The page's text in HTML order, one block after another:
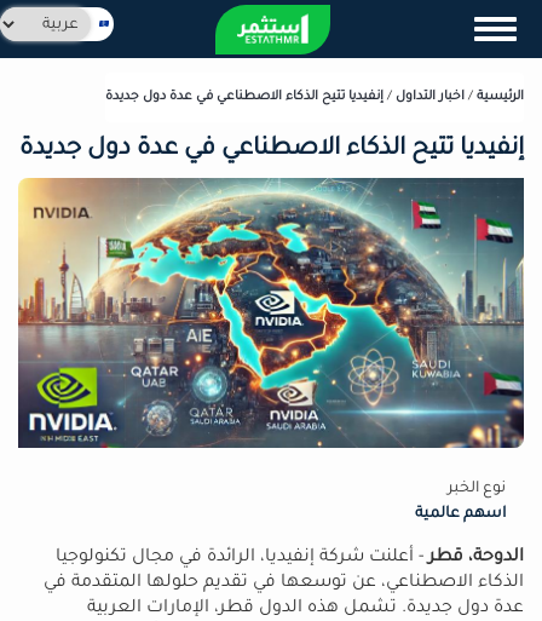
المحتوى
الرئيسي
Toggle navigation
Select
your
الرئيسية / اخبار التداول / إنفيديا تتيح الذكاء الاصطناعي في عدة دول جديدة
إنفيديا تتيح الذكاء الاصطناعي في عدة دول جديدة
نوع الخبر
اسهم عالمية
الدوحة، قطر- أعلنت شركة إنفيديا، الرائدة في مجال تكنولوجيا
الذكاء الاصطناعي، عن توسعها في تقديم حلولها المتقدمة في
عدة دول جديدة. تشمل هذه الدول قطر، الإمارات العربية